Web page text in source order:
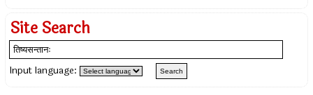
Site Search
Input language: